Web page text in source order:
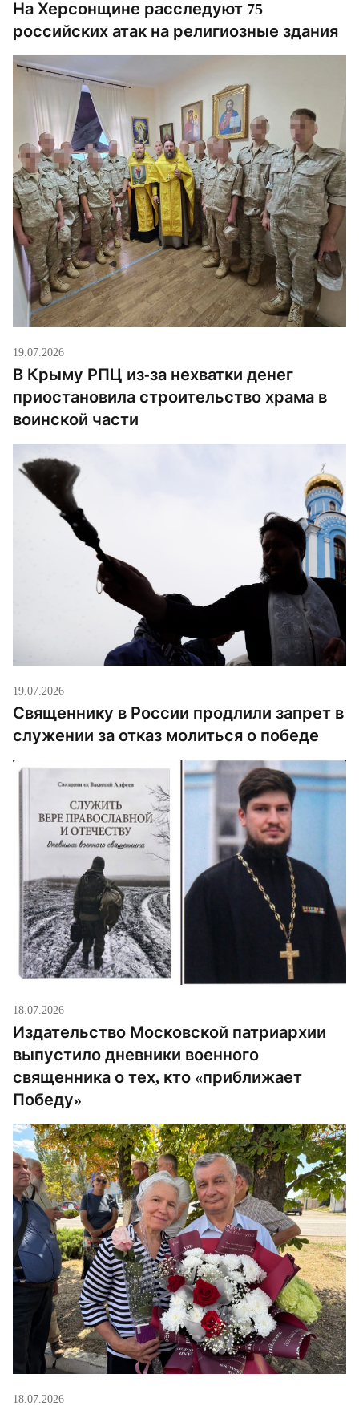
На Херсонщине расследуют 75
российских атак на религиозные здания
19.07.2026
В Крыму РПЦ из-за нехватки денег
приостановила строительство храма в
воинской части
19.07.2026
Священнику в России продлили запрет в
служении за отказ молиться о победе
18.07.2026
Издательство Московской патриархии
выпустило дневники военного
священника о тех, кто «приближает
Победу»
18.07.2026